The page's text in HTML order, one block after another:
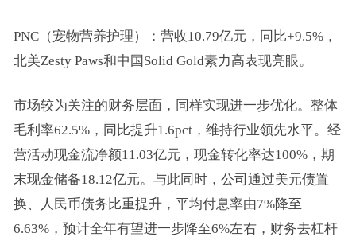
PNC（宠物营养护理）：营收10.79亿元，同比+9.5%，
北美Zesty Paws和中国Solid Gold素力高表现亮眼。
市场较为关注的财务层面，同样实现进一步优化。整体
毛利率62.5%，同比提升1.6pct，维持行业领先水平。经
营活动现金流净额11.03亿元，现金转化率达100%，期
末现金储备18.12亿元。与此同时，公司通过美元债置
换、人民币债务比重提升，平均付息率由7%降至
6.63%，预计全年有望进一步降至6%左右，财务去杠杆